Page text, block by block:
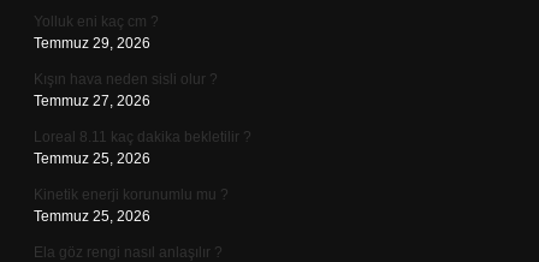
Yolluk eni kaç cm ?
Temmuz 29, 2026
Kışın hava neden sisli olur ?
Temmuz 27, 2026
Loreal 8.11 kaç dakika bekletilir ?
Temmuz 25, 2026
Kinetik enerji korunumlu mu ?
Temmuz 25, 2026
Ela göz rengi nasıl anlaşılır ?